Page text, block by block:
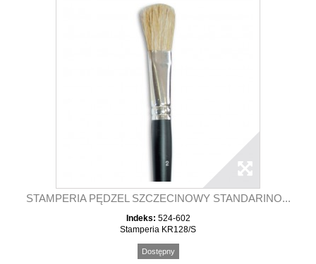
STAMPERIA PĘDZEL SZCZECINOWY STANDARINO...
Indeks: 524-602
Stamperia KR128/S
Dostępny